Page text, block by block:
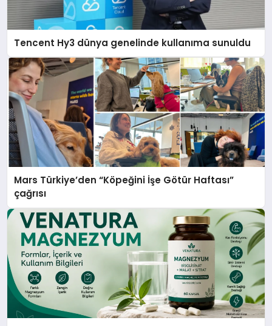
Tencent Hy3 dünya genelinde kullanıma sunuldu
Mars Türkiye’den “Köpeğini İşe Götür Haftası”
çağrısı